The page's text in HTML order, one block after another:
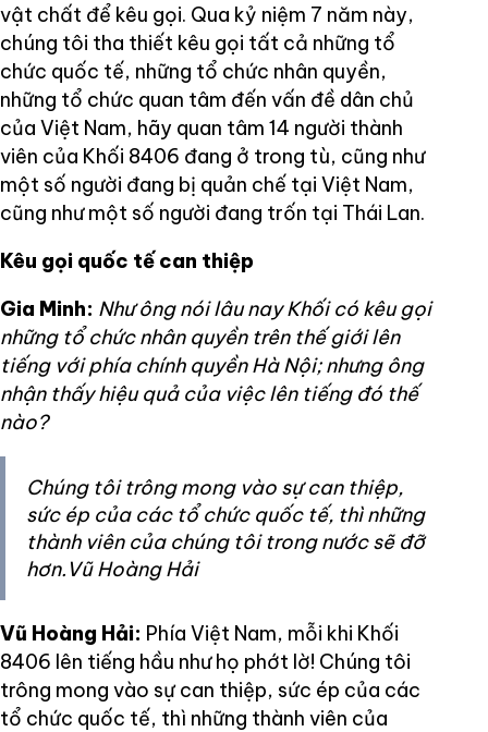
vật chất để kêu gọi. Qua kỷ niệm 7 năm này,
chúng tôi tha thiết kêu gọi tất cả những tổ
chức quốc tế, những tổ chức nhân quyền,
những tổ chức quan tâm đến vấn đề dân chủ
của Việt Nam, hãy quan tâm 14 người thành
viên của Khối 8406 đang ở trong tù, cũng như
một số người đang bị quản chế tại Việt Nam,
cũng như một số người đang trốn tại Thái Lan.
Kêu gọi quốc tế can thiệp
Gia Minh: Như ông nói lâu nay Khối có kêu gọi
những tổ chức nhân quyền trên thế giới lên
tiếng với phía chính quyền Hà Nội; nhưng ông
nhận thấy hiệu quả của việc lên tiếng đó thế
nào?
Chúng tôi trông mong vào sự can thiệp,
sức ép của các tổ chức quốc tế, thì những
thành viên của chúng tôi trong nước sẽ đỡ
hơn.Vũ Hoàng Hải
Vũ Hoàng Hải: Phía Việt Nam, mỗi khi Khối
8406 lên tiếng hầu như họ phớt lờ! Chúng tôi
trông mong vào sự can thiệp, sức ép của các
tổ chức quốc tế, thì những thành viên của